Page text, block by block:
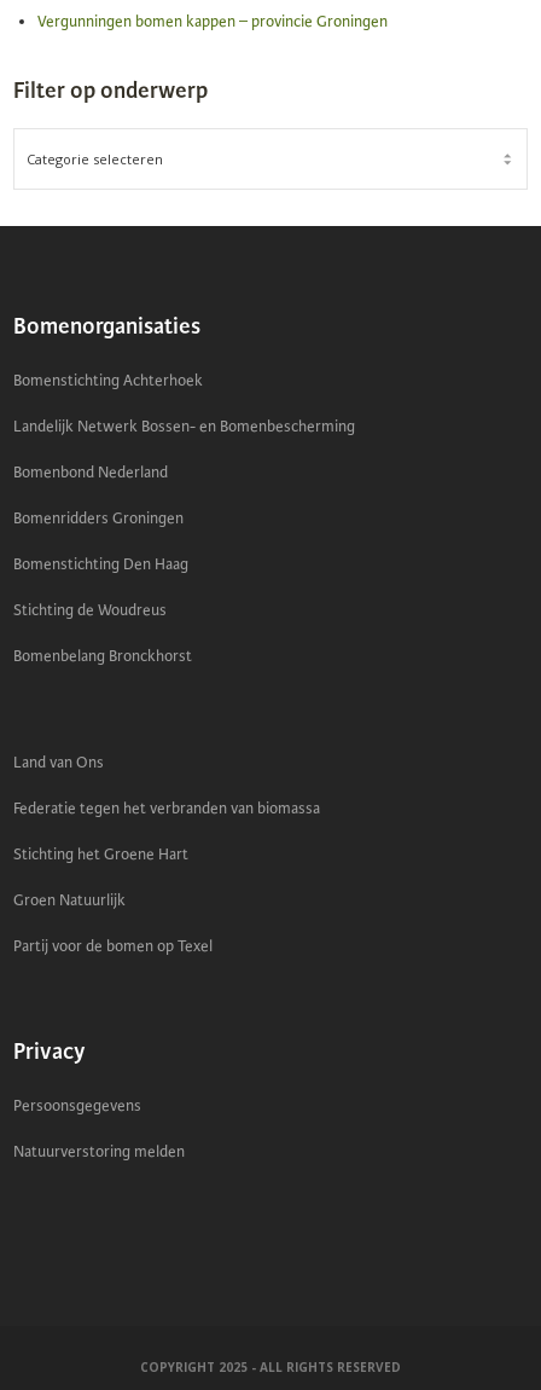
Vergunningen bomen kappen – provincie Groningen
Filter op onderwerp
FILTER
Bomenorganisaties
Bomenstichting Achterhoek
Landelijk Netwerk Bossen- en Bomenbescherming
Bomenbond Nederland
Bomenridders Groningen
Bomenstichting Den Haag
Stichting de Woudreus
Bomenbelang Bronckhorst
Land van Ons
Federatie tegen het verbranden van biomassa
Stichting het Groene Hart
Groen Natuurlijk
Partij voor de bomen op Texel
Privacy
Persoonsgegevens
Natuurverstoring melden
COPYRIGHT 2025 - ALL RIGHTS RESERVED